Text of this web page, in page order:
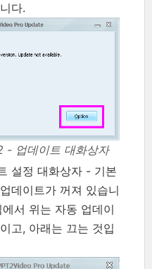
다.
- 업데이트 대화상자
설정 대화상자 - 기본
데이트가 꺼져 있습니
서 위는 자동 업데이
고, 아래는 끄는 것입